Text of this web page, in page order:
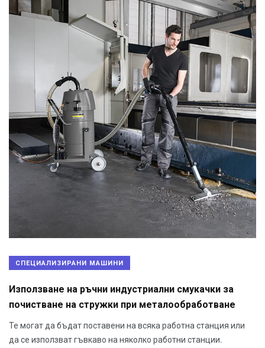
СПЕЦИАЛИЗИРАНИ МАШИНИ
Използване на ръчни индустриални смукачки за
почистване на стружки при металообработване
Те могат да бъдат поставени на всяка работна станция или
да се използват гъвкаво на няколко работни станции.